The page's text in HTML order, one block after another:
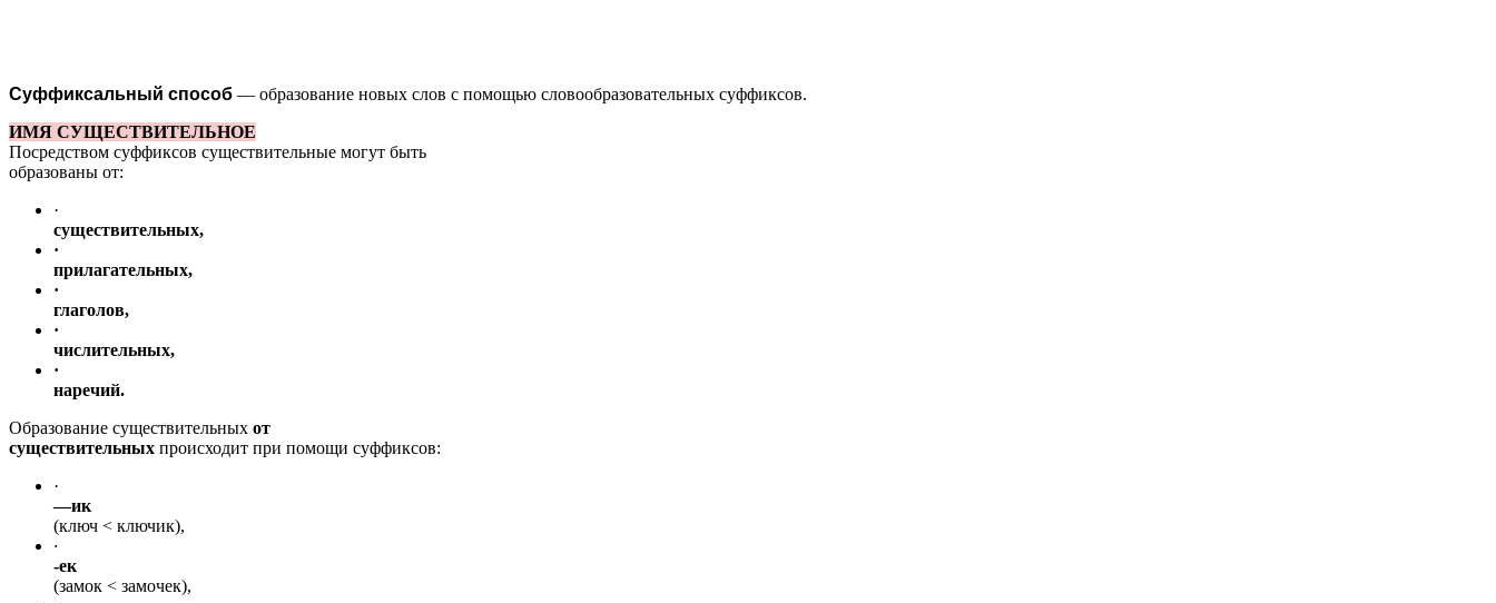
Суффиксальный способ — образование новых слов с помощью словообразовательных суффиксов.
ИМЯ СУЩЕСТВИТЕЛЬНОЕ
Посредством суффиксов существительные могут быть
образованы от:
·
существительных,
·
прилагательных,
·
глаголов,
·
числительных,
·
наречий.
Образование существительных от
существительных происходит при помощи суффиксов:
·
—ик
(ключ < ключик),
·
-ек
(замок < замочек),